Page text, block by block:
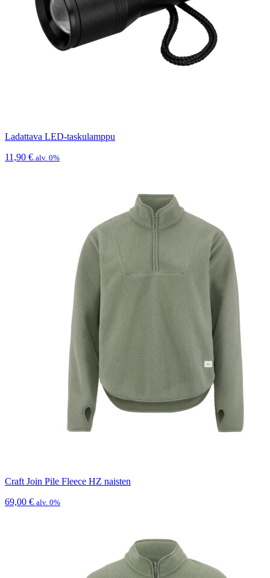
Ladattava LED-taskulamppu
11,90 € alv. 0%
Craft Join Pile Fleece HZ naisten
69,00 € alv. 0%